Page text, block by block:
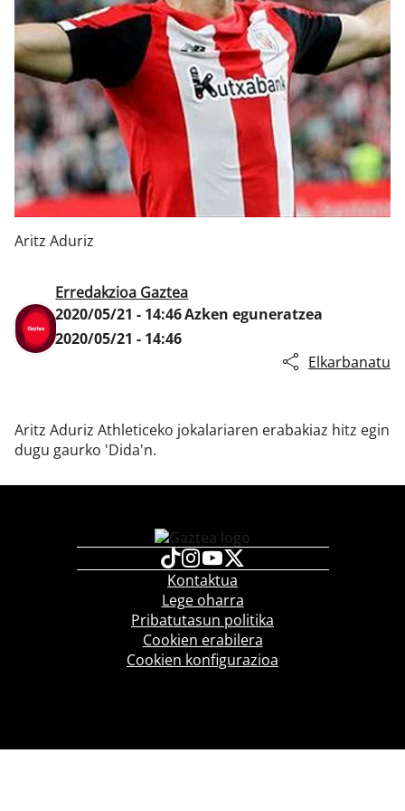
Klisk
Aritz Aduriz
Erredakzioa Gaztea
2020/05/21 - 14:46Azken eguneratzea
2020/05/21 - 14:46
Elkarbanatu
Aritz Aduriz Athleticeko jokalariaren erabakiaz hitz egin
dugu gaurko 'Dida'n.
Kontaktua
Lege oharra
Pribatutasun politika
Cookien erabilera
Cookien konfigurazioa